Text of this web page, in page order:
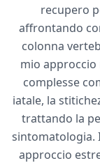
recupero
affrontando
colonna
mio approccio
complesse
iatale, la
trattando la
sintomatologia.
approccio